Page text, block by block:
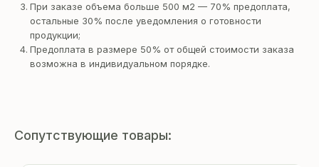
При заказе объема больше 500 м2 — 70% предоплата,
остальные 30% после уведомления о готовности
продукции;
Предоплата в размере 50% от общей стоимости заказа
возможна в индивидуальном порядке.
Сопутствующие товары: